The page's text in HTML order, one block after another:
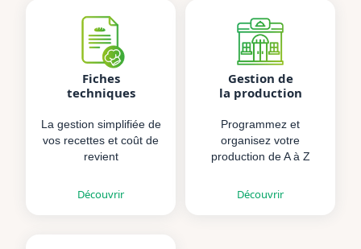
Fiches
techniques
La gestion simplifiée de
vos recettes et coût de
revient
Découvrir
Gestion de
la production
Programmez et
organisez votre
production de A à Z
Découvrir